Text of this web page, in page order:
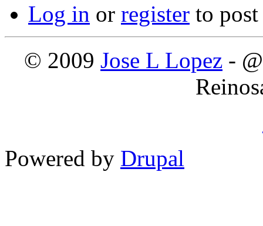
Log in or register to
© 2009 Jose L Lopez -
Powered by Drupal